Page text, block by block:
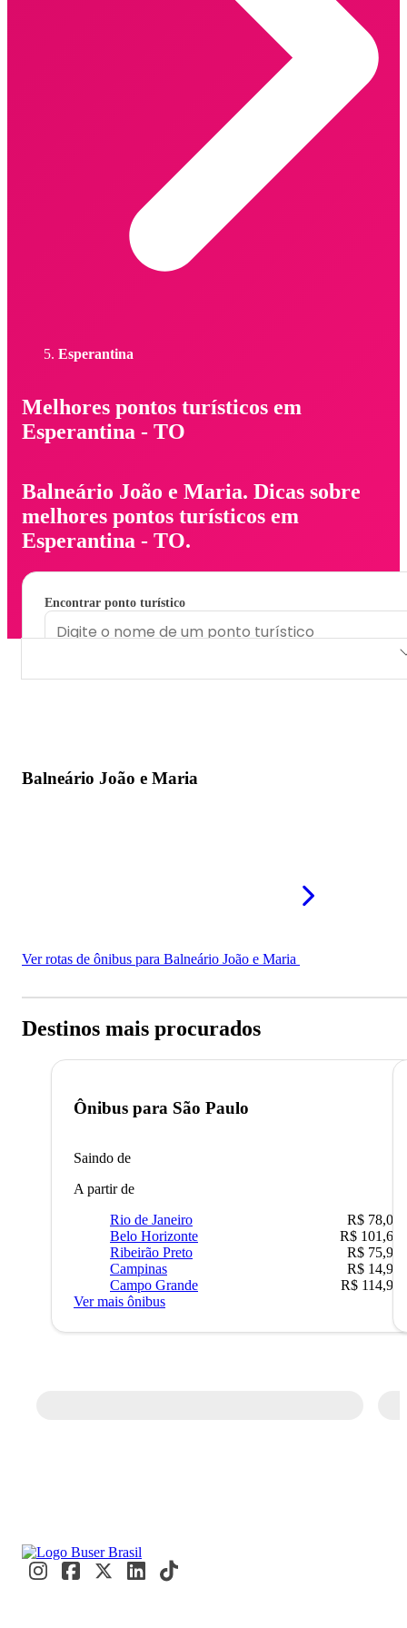
Esperantina
Melhores pontos turísticos em
Esperantina - TO
Balneário João e Maria. Dicas sobre
melhores pontos turísticos em
Esperantina - TO.
Encontrar ponto turístico
Balneário João e Maria
Ver rotas de ônibus para Balneário João e Maria
Destinos mais procurados
Ônibus para São Paulo
Saindo de
A partir de
Rio de Janeiro
R$ 78,02
Belo Horizonte
R$ 101,67
Ribeirão Preto
R$ 75,90
Campinas
R$ 14,90
Campo Grande
R$ 114,90
Ver mais ônibus